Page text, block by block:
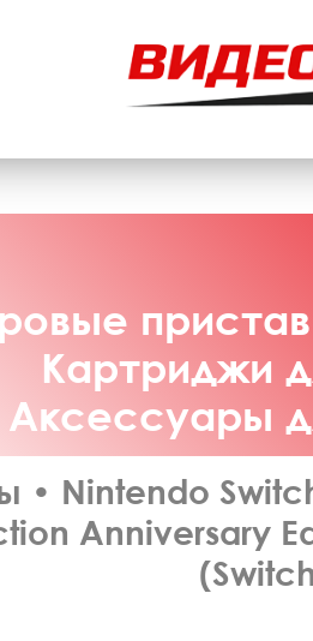
Картриджи
Аксессуары
• Nintendo
Anniversary